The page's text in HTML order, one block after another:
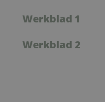
Werkblad 1
Werkblad 2